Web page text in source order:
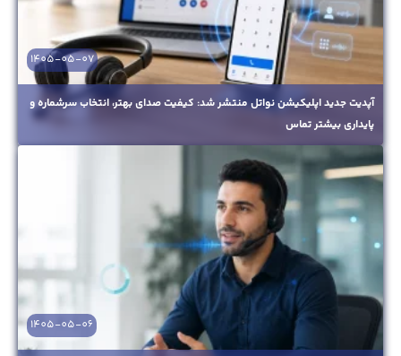
آپدیت جدید اپلیکیشن نواتل منتشر شد: کیفیت صدای بهتر، انتخاب سرشماره و
پایداری بیشتر تماس
1405-05-07
1405-05-06